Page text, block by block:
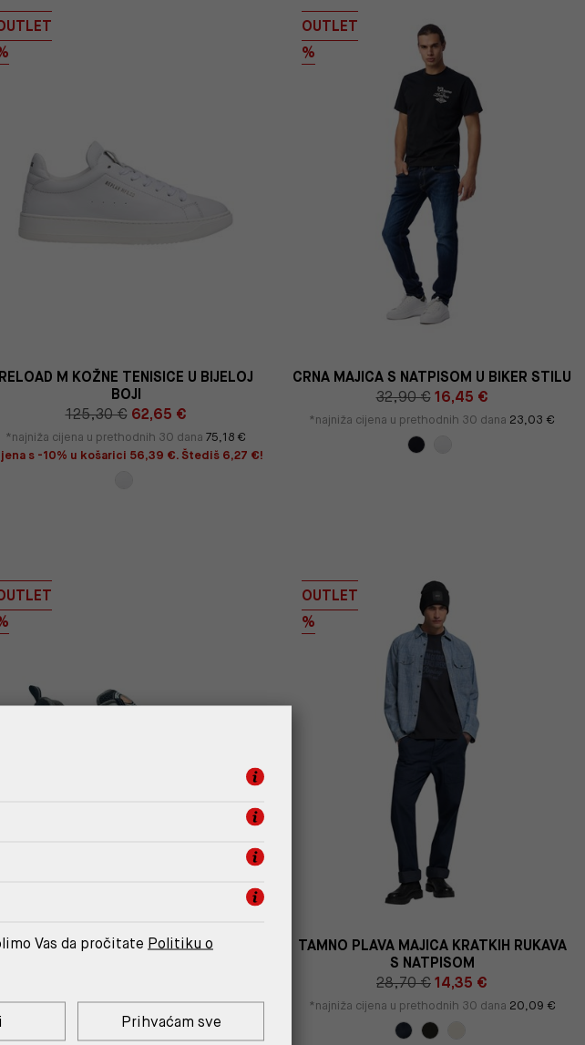
RELOAD M KOŽNE TENISICE U BIJELOJ
BOJI
125,30 € 62,65 €
*najniža cijena u prethodnih 30 dana 75,18 €
s -10% u košarici 56,39 €. Štediš 6,27 €!
OUTLET
%
CRNA MAJICA S NATPISOM U BIKER STILU
32,90 € 16,45 €
*najniža cijena u prethodnih 30 dana 23,03 €
RIFF RUNNER OP2 CRNE TENISICE NA
*najniža cijena u prethodnih 30 dana66,36 €
s -10% u košarici 49,77 €. Štediš 5,53 €!
OUTLET
%
TAMNO PLAVA MAJICA KRATKIH RUKAVA
S NATPISOM
28,70 €14,35 €
*najniža cijena u prethodnih 30 dana 20,09 €
Vas da pročitate Politiku o
Prihvaćam sve